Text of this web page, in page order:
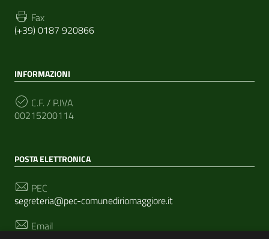
Fax
(+39) 0187 920866
INFORMAZIONI
C.F. / P.IVA
00215200114
POSTA ELETTRONICA
PEC
segreteria@pec-comunediriomaggiore.it
Email